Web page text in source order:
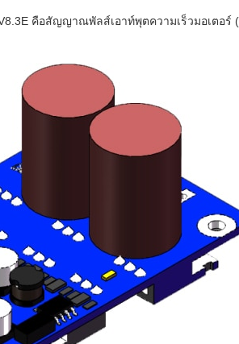
คือสัญญาณพัลส์เอาท์พุตความเร็วมอเตอ